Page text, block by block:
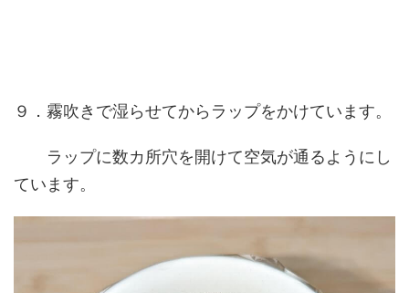
９．霧吹きで湿らせてからラップをかけています。
ラップに数カ所穴を開けて空気が通るようにし
ています。